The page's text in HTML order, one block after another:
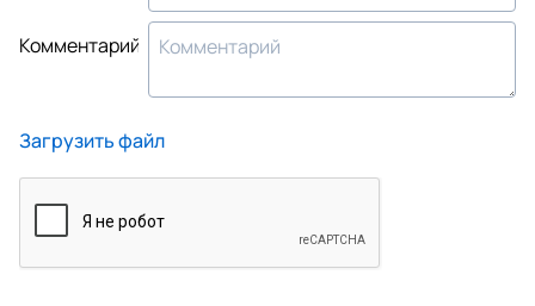
Комментарий
Загрузить файл